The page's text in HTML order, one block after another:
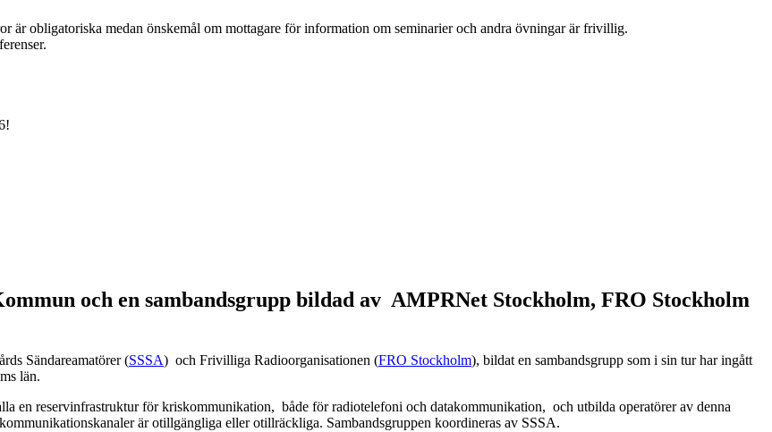
är obligatoriska medan önskemål om mottagare för information om seminarier och andra övningar är frivillig.
och en sambandsgrupp bildad av AMPRNet Stockholm, FRO Stockholm
Sändareamatörer (SSSA) och Frivilliga Radioorganisationen (FRO Stockholm), bildat en sambandsgrupp som i sin tur har ingått
län.
en reservinfrastruktur för kriskommunikation, både för radiotelefoni och datakommunikation, och utbilda operatörer av denna
är otillgängliga eller otillräckliga. Sambandsgruppen koordineras av SSSA.